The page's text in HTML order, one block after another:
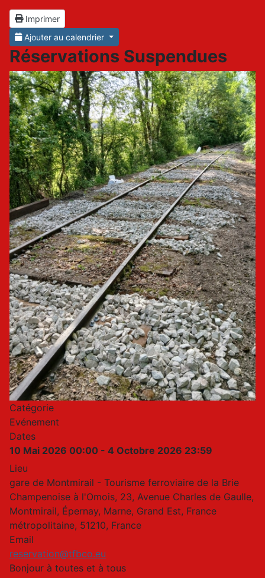
Imprimer
Ajouter au calendrier
Réservations Suspendues
Catégorie
Evénement
Dates
10 Mai 2026 00:00 - 4 Octobre 2026 23:59
Lieu
gare de Montmirail - Tourisme ferroviaire de la Brie
Champenoise à l'Omois, 23, Avenue Charles de Gaulle,
Montmirail, Épernay, Marne, Grand Est, France
métropolitaine, 51210, France
Email
reservation@tfbco.eu
Bonjour à toutes et à tous